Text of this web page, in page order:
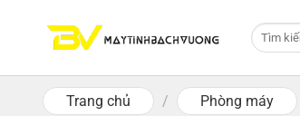
Tìm
kiếm:
Trang chủ / Phòng máy